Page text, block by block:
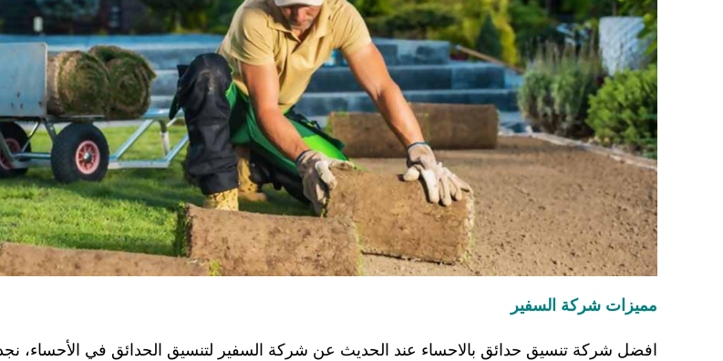
مميزات شركة السفير
افضل شركة تنسيق حدائق بالاحساء عند الحديث عن شركة السفير لتنسيق الحدائق في الأحساء، نجد